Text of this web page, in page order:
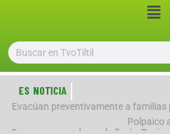
ES NOTICIA
Evacúan preventivamente a
Polpaico